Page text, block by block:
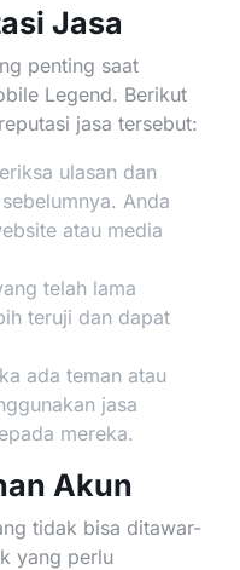
Jasa
penting saat
Legend. Berikut
jasa tersebut:
ulasan dan
Anda
atau media
telah lama
teruji dan dapat
ada teman atau
jasa
mereka.
Akun
tidak bisa ditawar-
yang perlu